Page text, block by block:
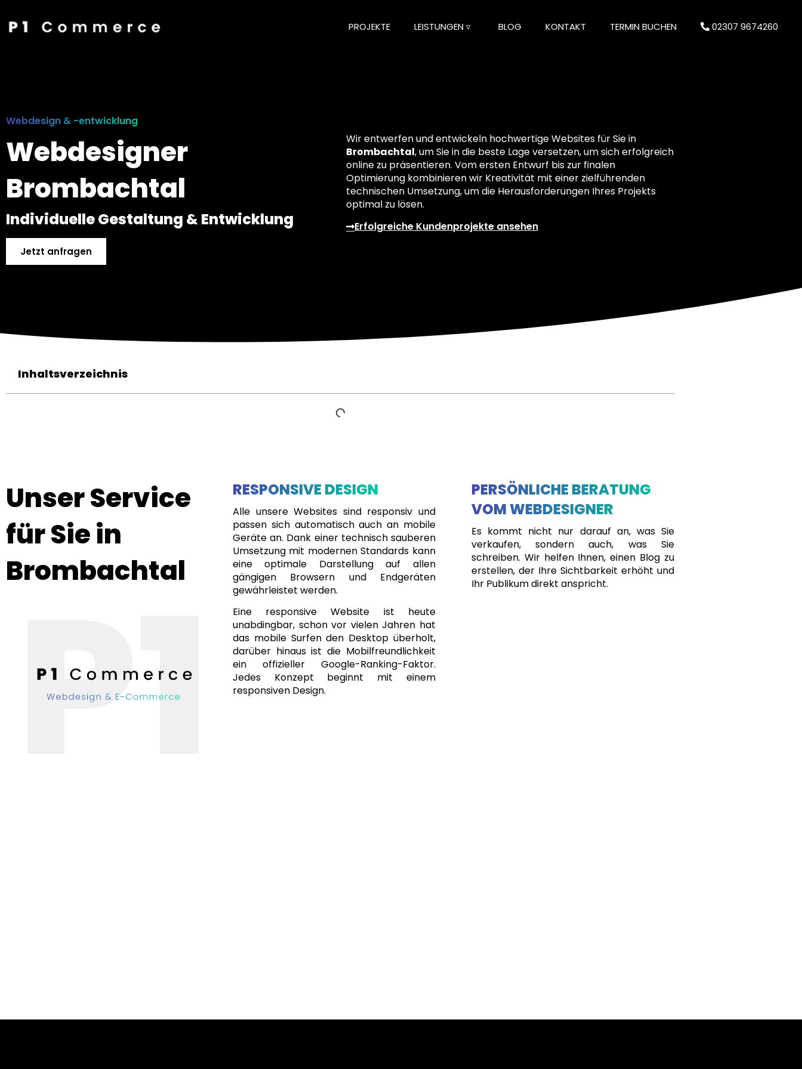
PROJEKTE LEISTUNGEN ▿ BLOG KONTAKT TERMIN BUCHEN 02307 9674260
Webdesign & -entwicklung
Webdesigner
Brombachtal
Individuelle Gestaltung & Entwicklung
Jetzt anfragen
Wir entwerfen und entwickeln hochwertige Websites für Sie in
Brombachtal, um Sie in die beste Lage versetzen, um sich erfolgreich
online zu präsentieren. Vom ersten Entwurf bis zur finalen
Optimierung kombinieren wir Kreativität mit einer zielführenden
technischen Umsetzung, um die Herausforderungen Ihres Projekts
optimal zu lösen.
Erfolgreiche Kundenprojekte ansehen
Inhaltsverzeichnis
Unser Service
für Sie in
Brombachtal
RESPONSIVE DESIGN
Alle unsere Websites sind responsiv und
passen sich automatisch auch an mobile
Geräte an. Dank einer technisch sauberen
Umsetzung mit modernen Standards kann
eine optimale Darstellung auf allen
gängigen Browsern und Endgeräten
gewährleistet werden.
Eine responsive Website ist heute
unabdingbar, schon vor vielen Jahren hat
das mobile Surfen den Desktop überholt,
darüber hinaus ist die Mobilfreundlichkeit
ein offizieller Google-Ranking-Faktor.
Jedes Konzept beginnt mit einem
responsiven Design.
PERSÖNLICHE BERATUNG
VOM WEBDESIGNER
Es kommt nicht nur darauf an, was Sie
verkaufen, sondern auch, was Sie
schreiben. Wir helfen Ihnen, einen Blog zu
erstellen, der Ihre Sichtbarkeit erhöht und
Ihr Publikum direkt anspricht.